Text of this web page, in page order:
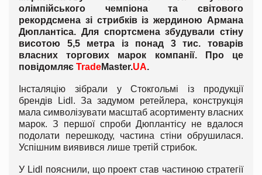
олімпійського чемпіона та світового
рекордсмена зі стрибків із жердиною Армана
Дюплантіса. Для спортсмена збудували стіну
висотою 5,5 метра із понад 3 тис. товарів
власних торгових марок компанії. Про це
повідомляє TradeMaster.UA.
Інсталяцію зібрали у Стокгольмі із продукції
брендів Lidl. За задумом ретейлера, конструкція
мала символізувати масштаб асортименту власних
марок. З першої спроби Дюплантісу не вдалося
подолати перешкоду, частина стіни обрушилася.
Успішним виявився лише третій стрибок.
У Lidl пояснили, що проект став частиною стратегії